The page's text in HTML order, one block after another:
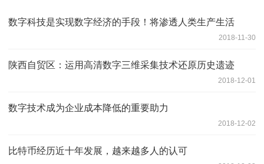
数字科技是实现数字经济的手段！将渗透人类生产生活
2018-11-30
陕西自贸区：运用高清数字三维采集技术还原历史遗迹
2018-12-01
数字技术成为企业成本降低的重要助力
2018-12-02
比特币经历近十年发展，越来越多人的认可